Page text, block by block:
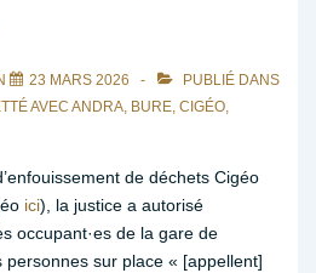
23 MARS 2026
PUBLIÉ DANS
AVEC ANDRA, BURE, CIGÉO,
de déchets Cigéo
ici), la justice a autorisé
occupant·es de la gare de
sur place « [appellent]